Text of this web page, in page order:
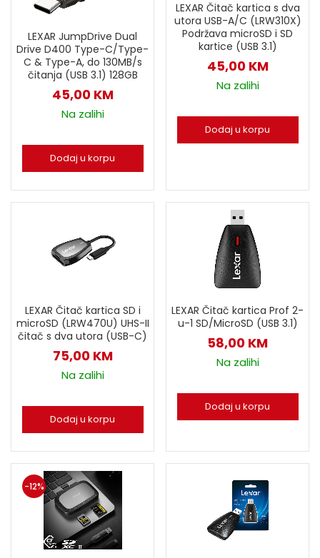
LEXAR JumpDrive Dual
Drive D400 Type-C/Type-
C & Type-A, do 130MB/s
čitanja (USB 3.1) 128GB
45,00 KM
Na zalihi
Dodaj u korpu
LEXAR Čitač kartica s dva
utora USB-A/C (LRW310X)
Podržava microSD i SD
kartice (USB 3.1)
45,00 KM
Na zalihi
Dodaj u korpu
LEXAR Čitač kartica SD i
microSD (LRW470U) UHS-II
čitač s dva utora (USB-C)
75,00 KM
Na zalihi
Dodaj u korpu
LEXAR Čitač kartica Prof 2-
u-1 SD/MicroSD (USB 3.1)
58,00 KM
Na zalihi
Dodaj u korpu
-12%